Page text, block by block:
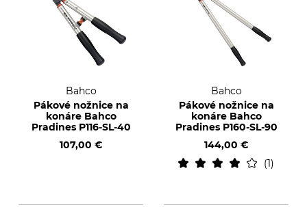
Bahco
Pákové nožnice na
konáre Bahco
Pradines P116-SL-40
107,00 €
Bahco
Pákové nožnice na
konáre Bahco
Pradines P160-SL-90
144,00 €
1